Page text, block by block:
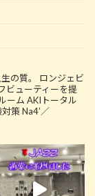
の質。
ロンジェビ
ビューティーを提
ーム AKIトータル
策 Na4’／